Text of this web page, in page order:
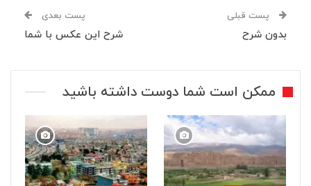
پست قبلی
بدون شرح
پست بعدی
شرح این عکس با شما
ممکن است شما دوست داشته باشید